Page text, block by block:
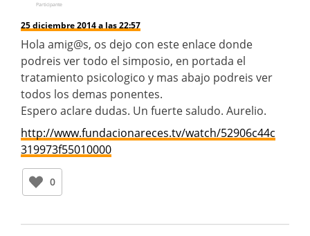
Participante
25 diciembre 2014 a las 22:57
Hola amig@s, os dejo con este enlace donde
podreis ver todo el simposio, en portada el
tratamiento psicologico y mas abajo podreis ver
todos los demas ponentes.
Espero aclare dudas. Un fuerte saludo. Aurelio.
http://www.fundacionareces.tv/watch/52906c44c
319973f55010000
0